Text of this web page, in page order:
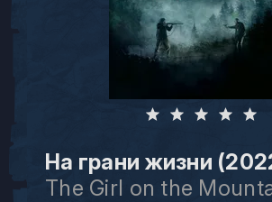
На грани жизни
The Girl on the